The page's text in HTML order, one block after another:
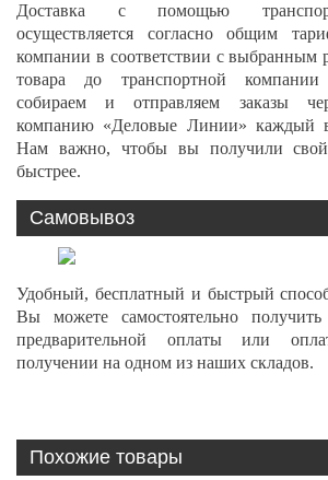
Доставка с помощью
осуществляется согласно общим
компании в соответствии с выбранным
товара до транспортной
собираем и отправляем заказы
компанию «Деловые Линии» каждый
Нам важно, чтобы вы получили
быстрее.
Самовывоз
Удобный, бесплатный и быстрый
Вы можете самостоятельно
предварительной оплаты или
получении на одном из наших складов.
Похожие товары